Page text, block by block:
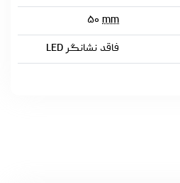
۵۰ mm
فاقد نشانگر LED